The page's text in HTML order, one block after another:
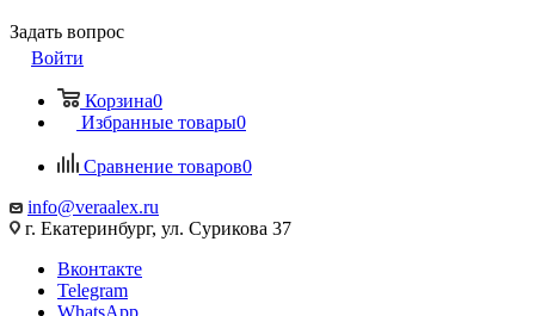
Задать вопрос
Войти
Корзина0
Избранные товары0
Сравнение товаров0
info@veraalex.ru
г. Екатеринбург, ул. Сурикова 37
Вконтакте
Telegram
WhatsApp